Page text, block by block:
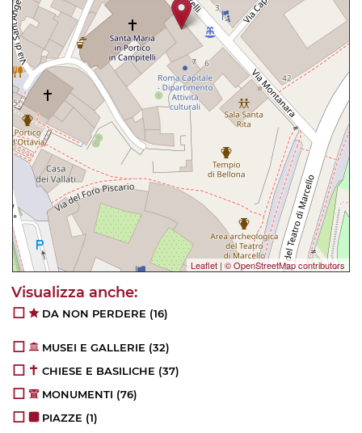
Leaflet | © OpenStreetMap contributors
DA NON PERDERE (16)
MUSEI E GALLERIE (32)
CHIESE E BASILICHE (37)
MONUMENTI (76)
PIAZZE (1)